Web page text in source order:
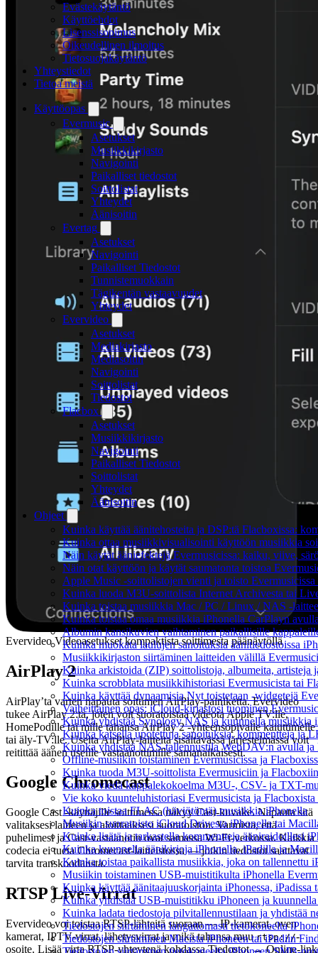
Evästekäytäntö
Käyttöehdot
Lisenssisopimus
Oikeudellinen ilmoitus
Tietosuojakäytäntö
Yhteystiedot
Tietoa meistä
Käyttöopas
Evermusic
Asetukset
Musiikkikirjasto
Navigointi
Paikalliset tiedostot
Soittolistat
Yhteydet
Äänisoitin
Evertag
Asetukset
Navigointi
Paikalliset Tiedostot
Tunnistemuokkain
Tägikentän vastaavuudet
Yhteydet
Evervideo
Asetukset
Mediakirjasto
Mediasoitin
Navigointi
Soittolistat
Tiedostot
Flacbox
Asetukset
Musiikkikirjasto
Navigointi
Paikalliset Tiedostot
Soittolistat
Yhteydet
Äänisoitin
Ohjeet
Kuinka käyttää äänitehosteita ja DSP:tä Flacboxissa:
Kuinka ottaa musiikkivisualisointi käyttöön musiikkia
Näin käytät ääniefektejä Evermusicissa: kaiku, viive,
Näin otat käyttöön ja käytät saumatonta toistoa
Apple Music -soittolistojen vienti ja toisto
Kuinka luoda M3U-soittolista Internet Archivesta tai
Kuinka toistaa musiikkia Mac / PC / Linux / NAS -
Kuinka toistaa omaa musiikkia iPhonella CarPlayn
Albumin kansikuvien vaihtaminen paikallisille
Kuinka muokata laulujen sanoituksia äänitiedostoissa
Musiikkikirjaston siirtäminen laitteiden välillä
Kuinka arkistoida (ZIP) soittolistoja, albumeita, artisteja
Kuinka scrobblata musiikkihistoriasi Evermusicista tai
Kuinka käyttää dynaamisia Nyt toistetaan -widgetejä
Vaiheittainen opas: iCloud-kirjastosi tuominen
Kuinka yhdistää Synology NAS ja kuunnella musiikkia
Kuinka katsella upotettuja sanoituksia, kommentteja ja
Kuinka yhdistää NAS-tallennustila WebDAV:n avulla
Offline-musiikin toistaminen Evermusicissa ja
Kuinka tuoda M3U-soittolista Evermusiciin ja Flacboxiin
Kuinka viedä kappalekokoelma M3U-, CSV- ja TXT-
Vie koko kuunteluhistoriasi Evermusicista ja
Kuinka toistaa FLAC (häviötöntä) musiikkia iPhonella
Musiikin suoratoisto iCloud Drivesta iPhonella tai
Kuinka lisätä ja tarkastella kommentteja ääniraidoillesi
Kuinka kuunnella äänikirjoja iPhonella, iPadilla ja
Kuinka toistaa paikallista musiikkia, joka on tallennettu
Musiikin toistaminen USB-muistitikulta iPhonella
Kuinka käyttää äänitaajuuskorjainta iPhonessa,
Kuinka yhdistää USB-muistitikku iPhoneen ja
Kuinka ladata tiedostoja pilvitallennustilaan ja yhdistää
Tiedostojen siirtäminen langattomasti tietokoneelta
Tiedostojen siirtäminen Macista iPhoneen tai iPadiin
Evervideo Videoasetukset kompaktista soittimesta päänäytöllä
AirPlay 2
AirPlay’ta varten napauta soittimen AirPlay-painiketta. Evervideo
tukee AirPlay 2:ta, joten voit suoratoistaa videota Apple TV:lle,
HomePodille tai mille tahansa AirPlay 2 -yhteensopivalle kaiuttimelle
tai äly-TV:lle. Useita AirPlay-laitteita sisältävässä järjestelmässä voit
reitittää äänen useille vastaanottimille samanaikaisesti.
Google Chromecast
Google Cast -käyttäjille soittimessa näkyy Cast-kuvake. Napauta sitä
valitaksesi laitteen ja aloittaaksesi suoratoiston. Varmista, että
puhelimesi ja Cast-vastaanotin ovat samassa Wi-Fi-verkossa. Kaikkia
codecia ei tueta Chromecast-laitteistossa — jotkin tiedostot saattavat
tarvita transkoodausta.
RTSP Live-Virrat
Evervideo voi toistaa RTSP-lähteitä suoraan — IP-kamerat, oven
kamerat, IPTV-virrat, lähetysvirrat ja mikä tahansa muurtsp://-
osoite. Lisää virta RTSP-yhteytenä kohdassa Tiedostot → Online-